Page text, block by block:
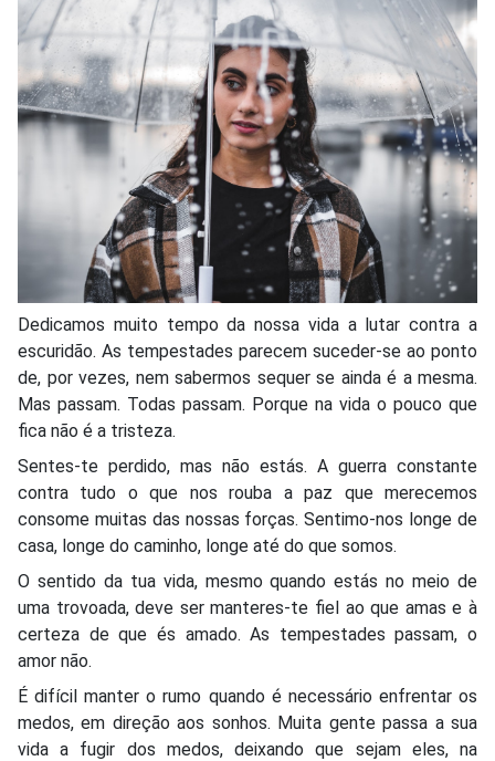
Dedicamos muito tempo da nossa vida a lutar contra a
escuridão. As tempestades parecem suceder-se ao ponto
de, por vezes, nem sabermos sequer se ainda é a mesma.
Mas passam. Todas passam. Porque na vida o pouco que
fica não é a tristeza.
Sentes-te perdido, mas não estás. A guerra constante
contra tudo o que nos rouba a paz que merecemos
consome muitas das nossas forças. Sentimo-nos longe de
casa, longe do caminho, longe até do que somos.
O sentido da tua vida, mesmo quando estás no meio de
uma trovoada, deve ser manteres-te fiel ao que amas e à
certeza de que és amado. As tempestades passam, o
amor não.
É difícil manter o rumo quando é necessário enfrentar os
medos, em direção aos sonhos. Muita gente passa a sua
vida a fugir dos medos, deixando que sejam eles, na